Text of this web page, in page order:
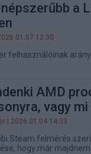
népszerűbb a
12:30
felhasználóinak
AMD
vagy
| 2026.01.04 14:33
Steam felmérés
hogy már